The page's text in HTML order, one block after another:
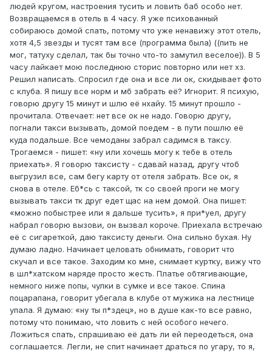
людей кругом, настроения тусить и ловить баб особо нет.
Возвращаемся в отель в 4 часу. Я уже психованный
собираюсь домой спать, потому что уже ненавижу этот отель,
хотя 4,5 звезды и тусят там все (программа была) ((пить не
мог, татуху сделал, так бы точно что-то замутил веселое)). В 5
часу лайкает мою последнюю сторис повторно или нет хз.
Решил написать. Спросил где она и все ли ок, скидывает фото
с клуба. Я пишу все норм и мб забрать её? Игнорит. Я психую,
говорю другу 15 минут и шлю её нхайу. 15 минут прошло -
прочитала. Отвечает: нет все ок не надо. Говорю другу,
погнали такси вызывать, домой поедем - в пути пошлю её
куда подальше. Все чемоданы забрал садимся в таксу.
Трогаемся - пишет: «ну или хочешь могу к тебе в отель
приехать». Я говорю таксисту - сдавай назад, другу чтоб
выгрузил все, сам бегу карту от отеля забрать. Все ок, я
снова в отеле. Еб*сь с таксой, тк со своей проги не могу
вызывать такси тк друг едет щас на нем домой. Она пишет:
«можно побыстрее или я дальше тусить», я при*уел, другу
набрал говорю вызови, он вызвал короче. Приехала встречаю
её с сигареткой, даю таксисту деньги. Она сильно бухая. Ну
думаю ладно. Начинает целовать обнимать, говорит что
скучал и все такое. Заходим ко мне, снимает куртку, вижу что
в шл*хатском наряде просто жесть. Платье обтягивающие,
немного ниже попы, чулки в сумке и все такое. Спина
поцарапана, говорит убегала в клубе от мужика на лестнице
упала. Я думаю: «ну ты п*здец», но в душе как-то все равно,
потому что понимаю, что ловить с ней особого нечего.
Ложиться спать, спрашиваю её дать ли ей переодеться, она
соглашается. Легли, не спит начинает драться по угару, то я,